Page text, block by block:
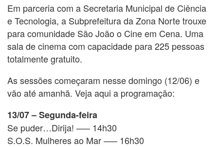
Em parceria com a Secretaria Municipal de Ciência
e Tecnologia, a Subprefeitura da Zona Norte trouxe
para comunidade São João o Cine em Cena. Uma
sala de cinema com capacidade para 225 pessoas
totalmente gratuito.
As sessões começaram nesse domingo (12/06) e
vão até amanhã. Veja aqui a programação:
13/07 – Segunda-feira
Se puder…Dirija! —– 14h30
S.O.S. Mulheres ao Mar —– 16h30